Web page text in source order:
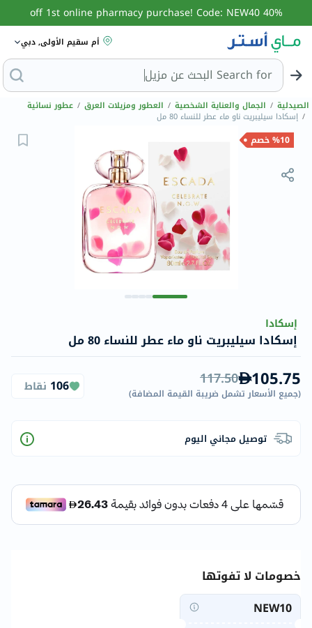
40% off 1st online pharmacy purchase! Code: NEW40
أم سقيم الأولى, دبي
Search for البحث عن مزيل عرق
الصيدلية / الجمال والعناية الشخصية / العطور ومزيلات العرق / عطور نسائية
/ إسكادا سيليبريت ناو ماء عطر للنساء 80 مل
%10 خصم
إسكادا
إسكادا سيليبريت ناو ماء عطر للنساء 80 مل
105.75
117.50
(جميع الأسعار تشمل ضريبة القيمة المضافة)
106 نقاط
توصيل مجاني اليوم
خصومات لا تفوتها
NEW10